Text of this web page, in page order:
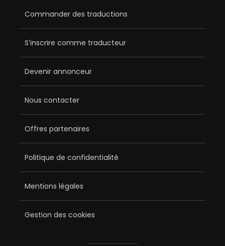
Commander des traductions
S’inscrire comme traducteur
Devenir annonceur
Nous contacter
Offres partenaires
Politique de confidentialité
Mentions légales
Gestion des cookies